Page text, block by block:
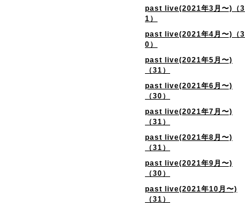
past live(2021年3月〜)（3
1）
past live(2021年4月〜)（3
0）
past live(2021年5月〜)
（31）
past live(2021年6月〜)
（30）
past live(2021年7月〜)
（31）
past live(2021年8月〜)
（31）
past live(2021年9月〜)
（30）
past live(2021年10月〜)
（31）